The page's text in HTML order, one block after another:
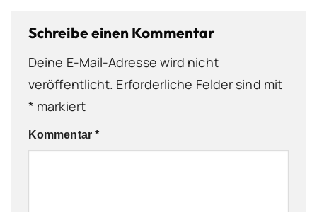
Schreibe einen Kommentar
Deine E-Mail-Adresse wird nicht
veröffentlicht. Erforderliche Felder sind mit
* markiert
Kommentar *